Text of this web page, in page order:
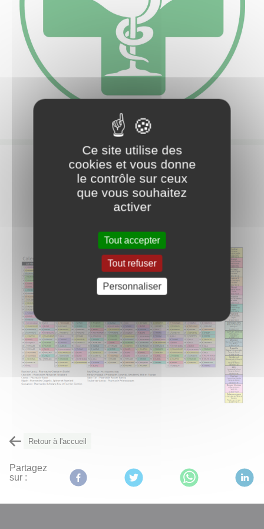
PHARMACIES DE GARDE
(A partir de 9 h le vendredi et de 19 h le lundi)
Retour à l'accueil
Partagez
sur :
Ce site utilise des
cookies et vous donne
le contrôle sur ceux
que vous souhaitez
activer
Tout accepter
Tout refuser
Personnaliser